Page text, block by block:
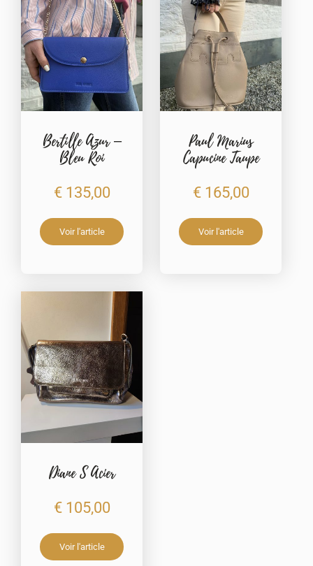
Bertille Azur –
Bleu Roi
€135,00
Paul Marius
Capucine Taupe
€165,00
Diane S Acier
€105,00